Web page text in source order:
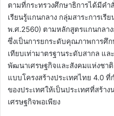
ตามที่กระทรวงศึกษาธิการได้มีคำ
เรียนรู้แกนกลาง กลุ่มสาระการเ
พ.ศ.2560) ตามหลักสูตรแกนกลา
ซึ่งเป็นการยกระดับคุณภาพการศึ
เทียบเท่ามาตรฐานระดับสากล แ
พัฒนาเศรษฐกิจและสังคมแห่งชา
แบบโครงสร้างประเทศไทย 4.0
ของประเทศให้เป็นประเทศที่สร้
เศรษฐกิจพอเพียง